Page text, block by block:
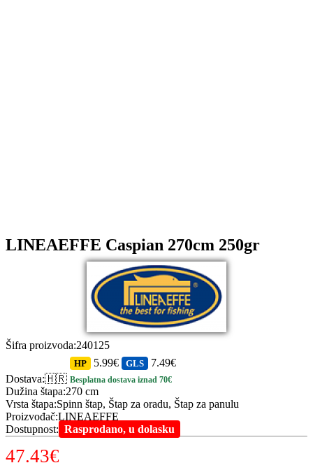
LINEAEFFE Caspian 270cm 250gr
Šifra proizvoda:240125
Dostava:🇭🇷
HP 5.99€ GLS 7.49€
Besplatna dostava iznad 70€
Dužina štapa:270 cm
Vrsta štapa:Spinn štap, Štap za oradu, Štap za panulu
Proizvođač:LINEAEFFE
Dostupnost: Rasprodano, u dolasku
47.43€